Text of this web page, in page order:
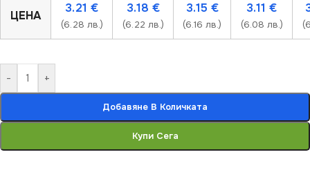
ЦЕНА
3.21 €
(6.28 лв.)
3.18 €
(6.22 лв.)
3.15 €
(6.16 лв.)
3.11 €
(6.08 лв.)
- +
Добавяне В Количката
Купи Сега